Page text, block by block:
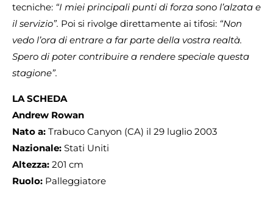
tecniche: “I miei principali punti di forza sono l’alzata e
il servizio”. Poi si rivolge direttamente ai tifosi: “Non
vedo l’ora di entrare a far parte della vostra realtà.
Spero di poter contribuire a rendere speciale questa
stagione”.
LA SCHEDA
Andrew Rowan
Nato a: Trabuco Canyon (CA) il 29 luglio 2003
Nazionale: Stati Uniti
Altezza: 201 cm
Ruolo: Palleggiatore